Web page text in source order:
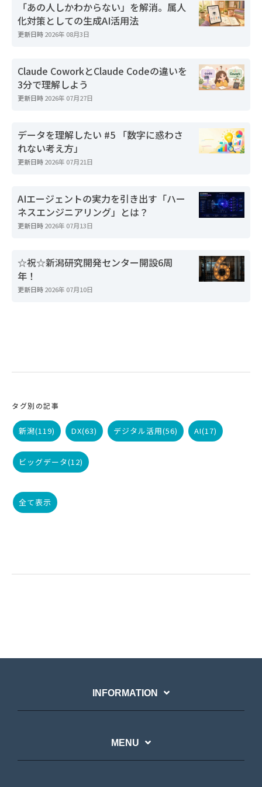
「あの人しかわからない」を解消。属人
化対策としての生成AI活用法
更新日時2026年 08月3日
Claude CoworkとClaude Codeの違いを
3分で理解しよう
更新日時2026年 07月27日
データを理解したい #5 「数字に惑わさ
れない考え方」
更新日時2026年 07月21日
AIエージェントの実力を引き出す「ハー
ネスエンジニアリング」とは？
更新日時2026年 07月13日
☆祝☆新潟研究開発センター開設6周
年！
更新日時2026年 07月10日
タグ別の記事
新潟(119) DX(63) デジタル活用(56) AI(17)
ビッグデータ(12)
全て表示
INFORMATION
MENU